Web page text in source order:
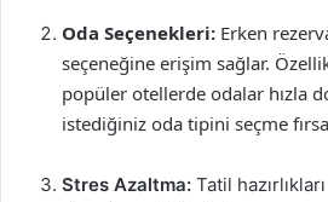
Oda Seçenekleri: Erken
seçeneğine erişim sağlar.
popüler otellerde odalar hızla
istediğiniz oda tipini seçme
Stres Azaltma: Tatil